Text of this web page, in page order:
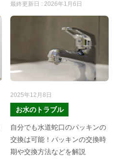
最終更新日 :2026年1月6日
2025年12月8日
お水のトラブル
自分でも水道蛇口のパッキンの
交換は可能！パッキンの交換時
期や交換方法などを解説